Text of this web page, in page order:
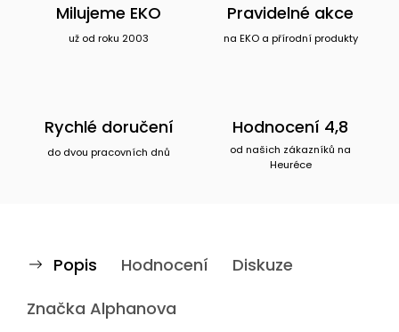
Milujeme EKO
už od roku 2003
Pravidelné akce
na EKO a přírodní produkty
Rychlé doručení
do dvou pracovních dnů
Hodnocení 4,8
od našich zákazníků na
Heuréce
Popis Hodnocení
Diskuze
Značka Alphanova